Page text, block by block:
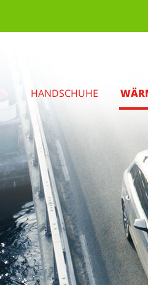
HANDSCHUHE